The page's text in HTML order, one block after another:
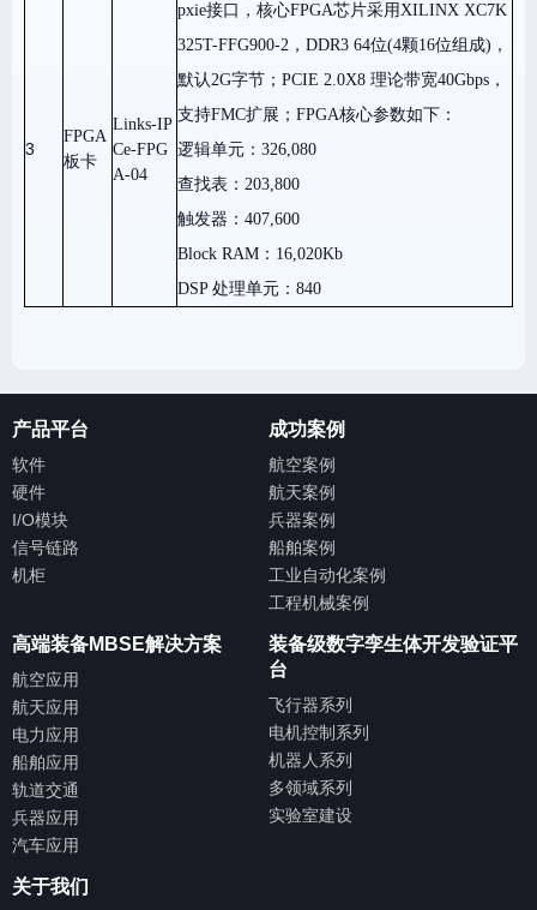
3
FPGA
板卡
Links-IP
Ce-FPG
A-04
pxie接口，核心FPGA芯片采用XILINX XC7K
325T-FFG900-2，DDR3 64位(4颗16位组成)，
默认2G字节 ；PCIE 2.0X8 理论带宽40Gbps，
支持FMC扩展；FPGA核心参数如下：
逻辑单元 ：326,080
查找表 ：203,800
触发器 ：407,600
Block RAM：16,020Kb
DSP 处理单元：840
产品平台
软件
硬件
I/O模块
信号链路
机柜
成功案例
航空案例
航天案例
兵器案例
船舶案例
工业自动化案例
工程机械案例
高端装备MBSE解决方案
航空应用
航天应用
电力应用
船舶应用
轨道交通
兵器应用
汽车应用
装备级数字孪生体开发验证平
台
飞行器系列
电机控制系列
机器人系列
多领域系列
实验室建设
关于我们